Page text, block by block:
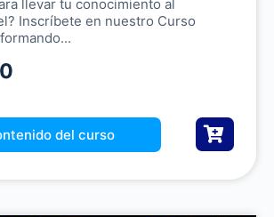
llevar tu conocimiento al
Inscríbete en nuestro Curso
del curso